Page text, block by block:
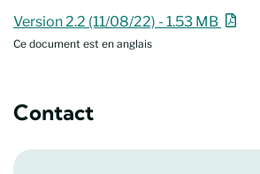
SADMI – Source authentique des
Version 2.2 (11/08/22) - 1.53 MB
Ce document est en anglais
Contact